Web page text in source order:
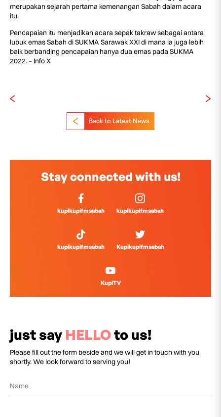
merupakan sejarah pertama kemenangan Sabah dalam acara
itu.
Pencapaian itu menjadikan acara sepak takraw sebagai antara
lubuk emas Sabah di SUKMA Sarawak XXI di mana ia juga lebih
baik berbanding pencapaian hanya dua emas pada SUKMA
2022. – Info X
Back to Latest News
Stay connected with us!
kupikupifmsabah kupikupifmsabah
kupikupifmsabah Kupikupifmsabah
KupiTV
just say HELLOto us!
Please fill out the form beside and we will get in touch with you
shortly. We look forward to serving you!